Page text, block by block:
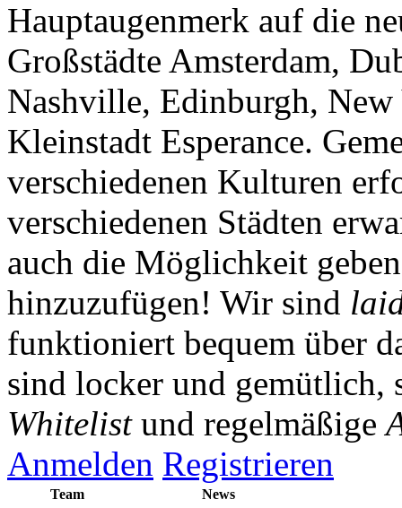
Hauptaugenmerk auf die
Großstädte Amsterdam,
Nashville, Edinburgh,
Kleinstadt Esperance.
verschiedenen Kulturen
verschiedenen Städten
auch die Möglichkeit
hinzuzufügen! Wir sind
funktioniert bequem über
sind locker und gemütlich,
Whitelistund regelmäßige
Anmelden Registrieren
Team
News